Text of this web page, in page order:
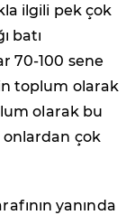
ilgili pek çok
batı
70-100 sene
toplum olarak
olarak bu
onlardan çok
yanında